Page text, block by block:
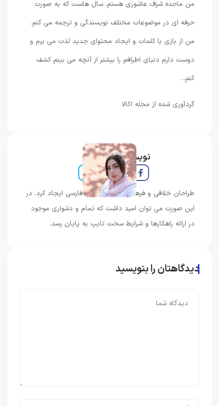
من ماجده شرف عاشوری هستم. سال هاست که به صورت
حرفه ای در موضوعات مختلف نویسندگی و ترجمه می کنم.
من از بازی با کلمات و ایجاد محتوای جدید لذت می برم و
دوست دارم دنیای اطرافم را بیشتر از آنچه می بینم کشف
گردآوری شده از مجله اکالا
نویسنده و خبرنگار
طراحان خلاقی و فرهنگ پیشرو در زبان فارسی ایجاد کرد. در
این صورت می توان امید داشت که تمام و دشواری موجود
در ارائه راهکارها و شرایط سخت تایپ به پایان رسد.
دیدگاهتان را بنویسید